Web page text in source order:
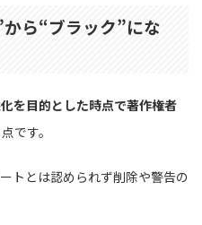
ら“ブラック”にな
を目的とした時点で著作権者
です。
トとは認められず削除や警告の